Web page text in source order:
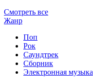
Смотреть все
Жанр
Поп
Рок
Саундтрек
Сборник
Электронная музыка